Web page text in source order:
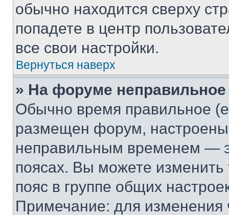
обычно находится сверху
попадете в центр
все свои настройки.
Вернуться наверх
» На форуме
Обычно время правильное
размещен форум, настроены
неправильным временем —
поясах. Вы можете изменить
пояс в группе общих
Примечание: для изменения